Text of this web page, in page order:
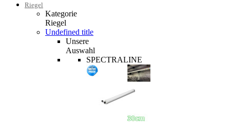
Riegel
Kategorie
Riegel
Undefined title
Unsere
Auswahl
SPECTRALINE